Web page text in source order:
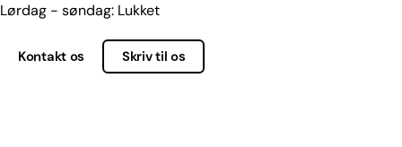
Lørdag - søndag: Lukket
Kontakt os Skriv til os